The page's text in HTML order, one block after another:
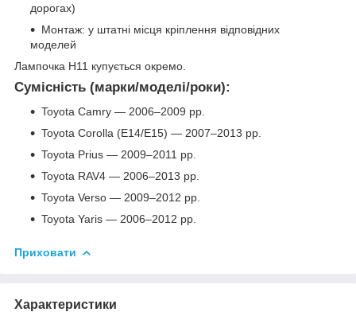
дорогах)
Монтаж: у штатні місця кріплення відповідних
моделей
Лампочка H11 купується окремо.
Сумісність (марки/моделі/роки):
Toyota Camry — 2006–2009 рр.
Toyota Corolla (E14/E15) — 2007–2013 рр.
Toyota Prius — 2009–2011 рр.
Toyota RAV4 — 2006–2013 рр.
Toyota Verso — 2009–2012 рр.
Toyota Yaris — 2006–2012 рр.
Приховати
Характеристики